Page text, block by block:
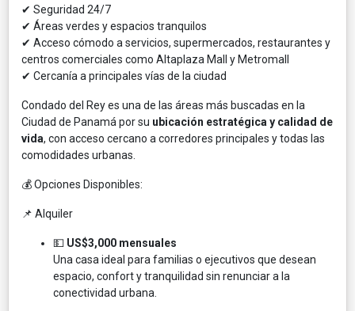
✔ Seguridad 24/7
✔ Áreas verdes y espacios tranquilos
✔ Acceso cómodo a servicios, supermercados, restaurantes y
centros comerciales como Altaplaza Mall y Metromall
✔ Cercanía a principales vías de la ciudad
Condado del Rey es una de las áreas más buscadas en la
Ciudad de Panamá por su ubicación estratégica y calidad de
vida, con acceso cercano a corredores principales y todas las
comodidades urbanas.
💰 Opciones Disponibles:
📌 Alquiler
💵 US$3,000 mensuales
Una casa ideal para familias o ejecutivos que desean
espacio, confort y tranquilidad sin renunciar a la
conectividad urbana.